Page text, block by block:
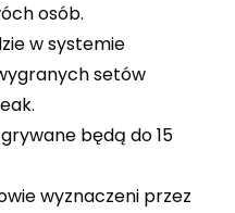
osób.
w systemie
setów
będą do 15
wyznaczeni przez